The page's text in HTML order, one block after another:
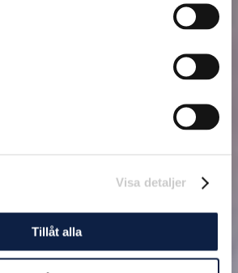
Visa detaljer
Tillåt alla